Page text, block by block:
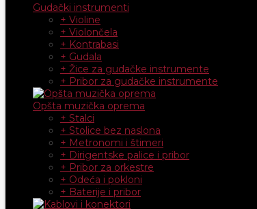
Gudački instrumenti
+ Violine
+ Violončela
+ Kontrabasi
+ Gudala
+ Žice za gudačke instrumente
+ Pribor za gudačke instrumente
Opšta muzička oprema
+ Stalci
+ Stolice bez naslona
+ Metronomi i štimeri
+ Dirigentske palice i pribor
+ Pribor za orkestre
+ Odeća i pokloni
+ Baterije i pribor